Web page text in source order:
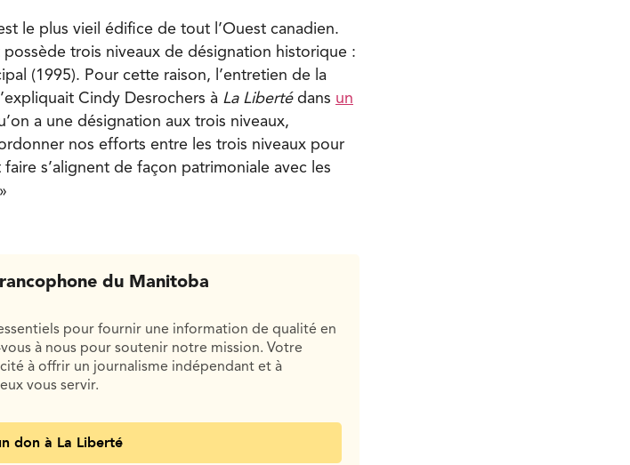
le plus vieil édifice de tout l’Ouest canadien.
trois niveaux de désignation historique :
(1995). Pour cette raison, l’entretien de la
Cindy Desrochers à La Liberté dans un
a une désignation aux trois niveaux,
nos efforts entre les trois niveaux pour
s’alignent de façon patrimoniale avec les
du Manitoba
pour fournir une information de qualité en
à nous pour soutenir notre mission. Votre
à offrir un journalisme indépendant et à
vous servir.
don à La Liberté